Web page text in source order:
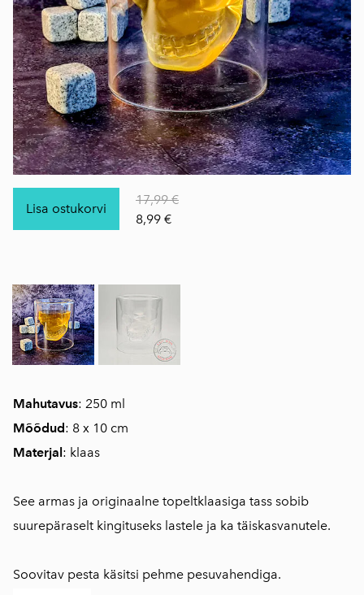
Mahutavus: 250 ml
Mõõdud: 8 x 10 cm
Materjal : klaas
See armas ja originaalne topeltklaasiga tass sobib
suurepäraselt kingituseks lastele ja ka täiskasvanutele.
Soovitav pesta käsitsi pehme pesuvahendiga.
Lisa ostukorvi
17,99 €
8,99 €